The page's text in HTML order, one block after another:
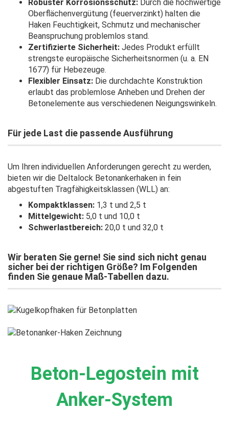
Robuster Korrosionsschutz: Durch die hochwertige
Oberflächenvergütung (feuerverzinkt) halten die
Haken Feuchtigkeit, Schmutz und mechanischer
Beanspruchung problemlos stand.
Zertifizierte Sicherheit: Jedes Produkt erfüllt
strengste europäische Sicherheitsnormen (u. a. EN
1677) für Hebezeuge.
Flexibler Einsatz: Die durchdachte Konstruktion
erlaubt das problemlose Anheben und Drehen der
Betonelemente aus verschiedenen Neigungswinkeln.
Für jede Last die passende Ausführung
Um Ihren individuellen Anforderungen gerecht zu werden,
bieten wir die Deltalock Betonankerhaken in fein
abgestuften Tragfähigkeitsklassen (WLL) an:
Kompaktklassen: 1,3 t und 2,5 t
Mittelgewicht: 5,0 t und 10,0 t
Schwerlastbereich: 20,0 t und 32,0 t
Wir beraten Sie gerne! Sie sind sich nicht genau
sicher bei der richtigen Größe? Im Folgenden
finden Sie genaue Maß-Tabellen dazu.
Beton-Legostein mit
Anker-System